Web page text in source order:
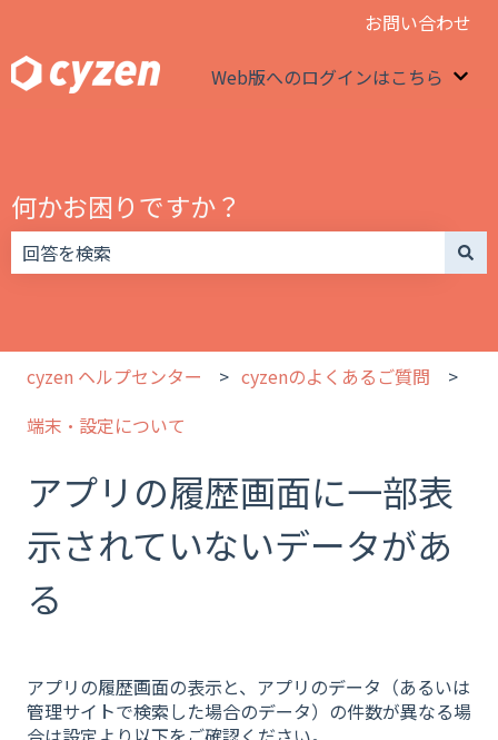
お問い合わせ
Web版へのログインはこちら
何かお困りですか？
cyzen ヘルプセンター
cyzenのよくあるご質問
端末・設定について
アプリの履歴画面に一部表
示されていないデータがあ
る
アプリの履歴画面の表示と、アプリのデータ（あるいは
管理サイトで検索した場合のデータ）の件数が異なる場